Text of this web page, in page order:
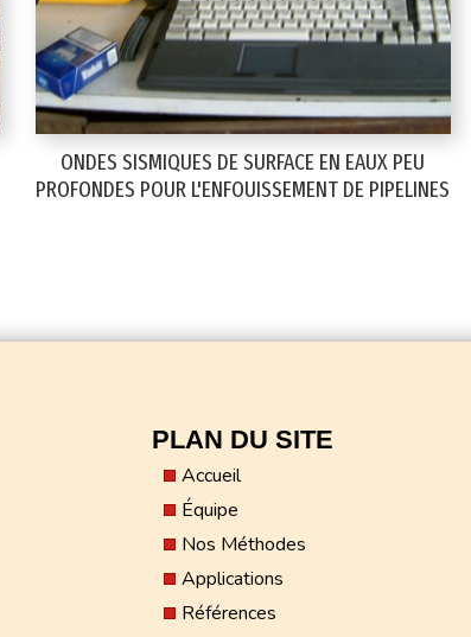
ONDES SISMIQUES DE SURFACE EN EAUX PEU
PROFONDES POUR L'ENFOUISSEMENT DE PIPELINES
PLAN DU SITE
Accueil
Équipe
Nos Méthodes
Applications
Références